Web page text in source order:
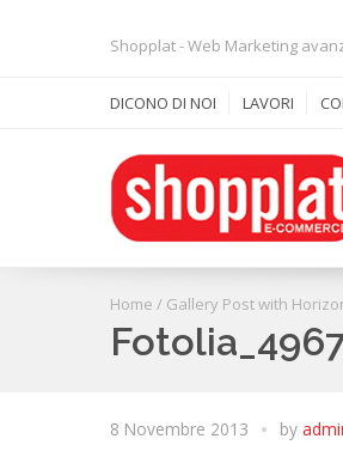
Shopplat - Web Marketing
DICONO DI NOI LAVORI
Home / Gallery Post with
8 Novembre 2013 by